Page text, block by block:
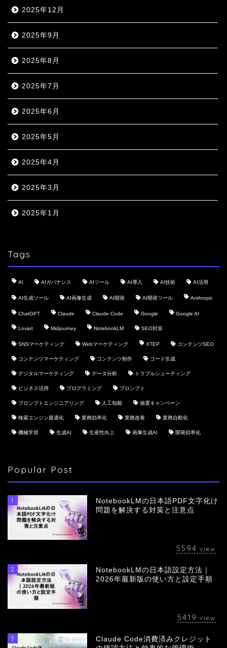
2025年12月
2025年9月
2025年8月
2025年7月
2025年6月
2025年5月
2025年4月
2025年3月
2025年1月
Tags
AI AIガバナンス AIツール AI導入 AI技術 AI活用
AI生成ツール AI画像生成 AI開発 AI開発ツール Anthropic
ChatGPT Claude Claude Code Google Google AI
Lovart Midjourney NotebookLM SEO対策
SNSマーケティング Webマーケティング XTEP コンテンツSEO
コンテンツマーケティング コンテンツ制作 コード生成
デジタルマーケティング データ分析 トラブルシューティング
ビジネス活用 プログラミング プロンプト
プロンプトエンジニアリング 人工知能 抽選キャンペーン
検索エンジン最適化 業務効率化 業務改善 業務自動化
機械学習 生成AI 生産性向上 画像生成AI 開発効率化
Popular Post
1
NotebookLMの日本語PDF文字化け
問題を解決する対策と注意点
5594 view
2
NotebookLMの日本語設定方法｜
2026年最新版の使い方と設定手順
5419 view
3
Claude Code消費済みクレジット
会社概要
採用情報